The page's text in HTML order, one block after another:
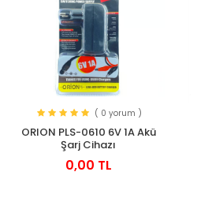
( 0 yorum )
ORION PLS-0610 6V 1A Akü
Şarj Cihazı
0,00 TL